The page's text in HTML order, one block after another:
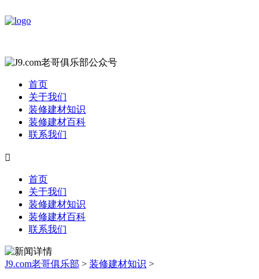
首页
关于我们
装修建材知识
装修建材百科
联系我们

首页
关于我们
装修建材知识
装修建材百科
联系我们
J9.com老哥俱乐部 > 装修建材知识 >